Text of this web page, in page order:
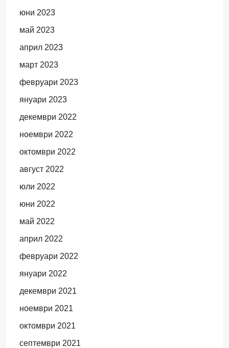
юни 2023
май 2023
април 2023
март 2023
февруари 2023
януари 2023
декември 2022
ноември 2022
октомври 2022
август 2022
юли 2022
юни 2022
май 2022
април 2022
февруари 2022
януари 2022
декември 2021
ноември 2021
октомври 2021
септември 2021